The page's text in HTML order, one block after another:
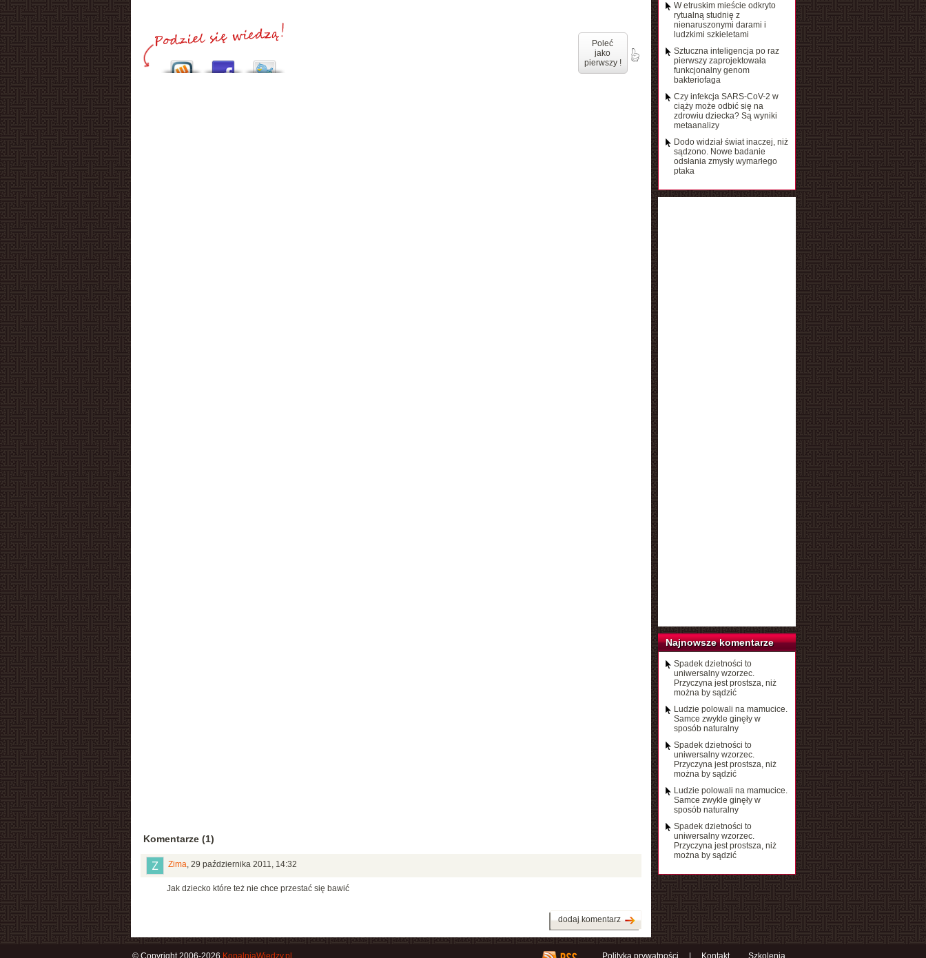
Poleć
jako
pierwszy !
Komentarze (1)
Zima, 29 października 2011, 14:32
Jak dziecko które też nie chce przestać się bawić
dodaj komentarz
W etruskim mieście odkryto
rytualną studnię z
nienaruszonymi darami i
ludzkimi szkieletami
Sztuczna inteligencja po raz
pierwszy zaprojektowała
funkcjonalny genom
bakteriofaga
Czy infekcja SARS-CoV-2 w
ciąży może odbić się na
zdrowiu dziecka? Są wyniki
metaanalizy
Dodo widział świat inaczej, niż
sądzono. Nowe badanie
odsłania zmysły wymarłego
ptaka
Najnowsze komentarze
Spadek dzietności to
uniwersalny wzorzec.
Przyczyna jest prostsza, niż
można by sądzić
Ludzie polowali na mamucice.
Samce zwykle ginęły w
sposób naturalny
Spadek dzietności to
uniwersalny wzorzec.
Przyczyna jest prostsza, niż
można by sądzić
Ludzie polowali na mamucice.
Samce zwykle ginęły w
sposób naturalny
Spadek dzietności to
uniwersalny wzorzec.
Przyczyna jest prostsza, niż
można by sądzić
Polityka prywatności Kontakt Szkolenia
© Copyright 2006-2026 KopalniaWiedzy.pl